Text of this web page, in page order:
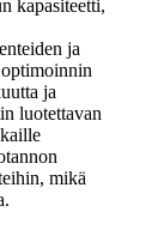
kapasiteetti,
ja
ja
luotettavan
mikä